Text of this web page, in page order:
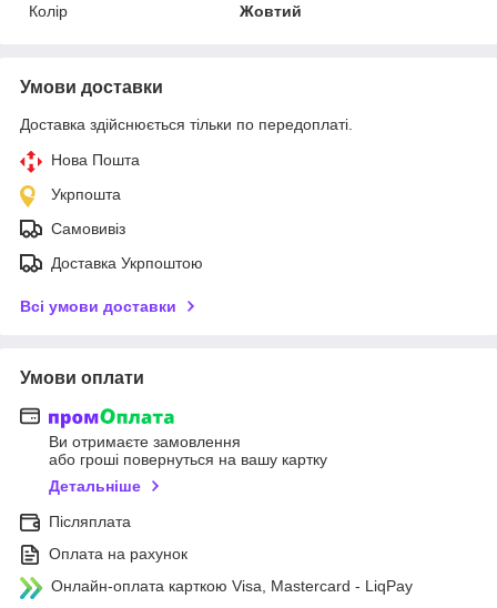
Колір
Жовтий
Умови доставки
Доставка здійснюється тільки по передоплаті.
Нова Пошта
Укрпошта
Самовивіз
Доставка Укрпоштою
Всі умови доставки
Умови оплати
Ви отримаєте замовлення
або гроші повернуться на вашу картку
Детальніше
Післяплата
Оплата на рахунок
Онлайн-оплата карткою Visa, Mastercard - LiqPay